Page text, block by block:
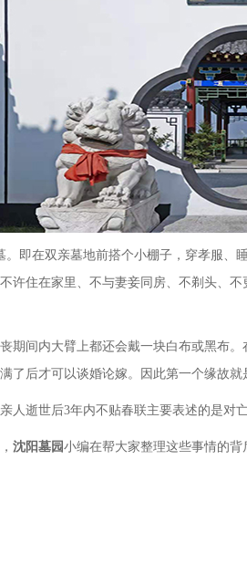
即在双亲墓地前搭个小棚子，穿孝服
许住在家里、不与妻妾同房、不剃头、
期间内大臂上都还会戴一块白布或黑布
了后才可以谈婚论嫁。因此第一个缘故就
人逝世后3年内不贴春联主要表述的是对
沈阳墓园小编在帮大家整理这些事情的